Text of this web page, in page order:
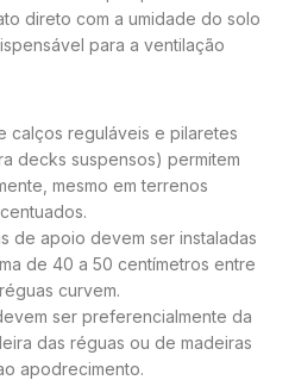
direto com a umidade do solo
para a ventilação
calços reguláveis e pilaretes
decks suspensos) permitem
mesmo em terrenos
de apoio devem ser instaladas
de 40 a 50 centímetros entre
curvem.
ser preferencialmente da
das réguas ou de madeiras
apodrecimento.